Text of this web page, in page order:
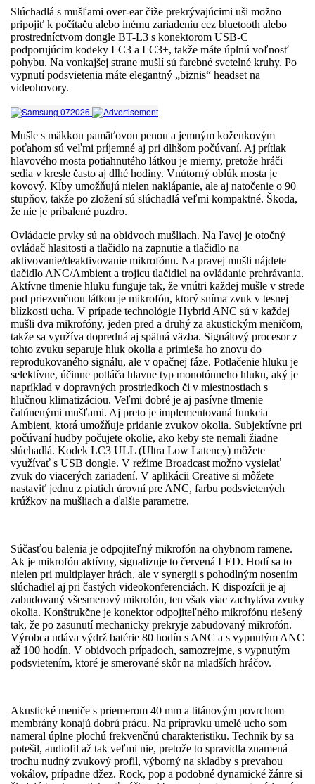
Slúchadlá s mušľami over-ear čiže prekrývajúcimi uši možno
pripojiť k počítaču alebo inému zariadeniu cez bluetooth alebo
prostredníctvom dongle BT-L3 s konektorom USB-C
podporujúcim kodeky LC3 a LC3+, takže máte úplnú voľnosť
pohybu. Na vonkajšej strane mušlí sú farebné svetelné kruhy. Po
vypnutí podsvietenia máte elegantný „biznis“ headset na
videohovory.
Mušle s mäkkou pamäťovou penou a jemným koženkovým
poťahom sú veľmi príjemné aj pri dlhšom počúvaní. Aj prítlak
hlavového mosta potiahnutého látkou je mierny, pretože hráči
sedia v kresle často aj dlhé hodiny. Vnútorný oblúk mosta je
kovový. Kĺby umožňujú nielen naklápanie, ale aj natočenie o 90
stupňov, takže po zložení sú slúchadlá veľmi kompaktné. Škoda,
že nie je pribalené puzdro.
Ovládacie prvky sú na obidvoch mušliach. Na ľavej je otočný
ovládač hlasitosti a tlačidlo na zapnutie a tlačidlo na
aktivovanie/deaktivovanie mikrofónu. Na pravej mušli nájdete
tlačidlo ANC/Ambient a trojicu tlačidiel na ovládanie prehrávania.
Aktívne tlmenie hluku funguje tak, že vnútri každej mušle v strede
pod priezvučnou látkou je mikrofón, ktorý sníma zvuk v tesnej
blízkosti ucha. V prípade technológie Hybrid ANC sú v každej
mušli dva mikrofóny, jeden pred a druhý za akustickým meničom,
takže sa využíva dopredná aj spätná väzba. Signálový procesor z
tohto zvuku separuje hluk okolia a primieša ho znovu do
reprodukovaného signálu, ale v opačnej fáze. Potlačenie hluku je
selektívne, účinne potláča hlavne typ monotónneho hluku, aký je
napríklad v dopravných prostriedkoch či v miestnostiach s
hlučnou klimatizáciou. Veľmi dobré je aj pasívne tlmenie
čalúnenými mušľami. Aj preto je implementovaná funkcia
Ambient, ktorá umožňuje pridanie zvukov okolia. Subjektívne pri
počúvaní hudby počujete okolie, ako keby ste nemali žiadne
slúchadlá. Kodek LC3 ULL (Ultra Low Latency) môžete
využívať s USB dongle. V režime Broadcast možno vysielať
zvuk do viacerých zariadení. V aplikácii Creative si môžete
nastaviť jednu z piatich úrovní pre ANC, farbu podsvietených
krúžkov na mušliach a ďalšie parametre.
Súčasťou balenia je odpojiteľný mikrofón na ohybnom ramene.
Ak je mikrofón aktívny, signalizuje to červená LED. Hodí sa to
nielen pri multiplayer hrách, ale v synergii s pohodlným nosením
slúchadiel aj pri častých vi­deokonferenciách. K dispozícii je aj
zabudovaný všesmerový mikrofón, ten však viac zachytáva zvuky
okolia. Konštrukčne je konektor odpojiteľného mikrofónu riešený
tak, že po zasunutí mechanicky prekryje zabudovaný mikrofón.
Výrobca udáva výdrž batérie 80 hodín s ANC a s vypnutým ANC
až 100 hodín. V obidvoch prípadoch, samozrejme, s vypnutým
podsvietením, ktoré je smerované skôr na mladších hráčov.
Akustické meniče s priemerom 40 mm a titánovým povrchom
membrány konajú dobrú prácu. Na prípravku umelé ucho som
nameral úplne plochú frekvenčnú charakteristiku. Technik by sa
potešil, audiofil až tak veľmi nie, pretože to spravidla znamená
trochu nudný zvukový profil, výborný na skladby s prevahou
vokálov, prípadne džez. Rock, pop a podobné dynamické žánre si